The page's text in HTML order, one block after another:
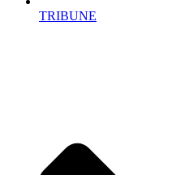
TRIBUNE